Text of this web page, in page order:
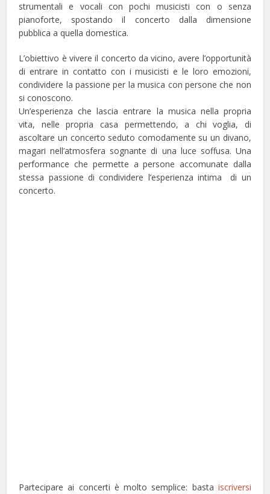
strumentali e vocali con pochi musicisti con o senza
pianoforte, spostando il concerto dalla dimensione
pubblica a quella domestica.
L’obiettivo è vivere il concerto da vicino, avere l’opportunità
di entrare in contatto con i musicisti e le loro emozioni,
condividere la passione per la musica con persone che non
si conoscono.
Un’esperienza che lascia entrare la musica nella propria
vita, nelle propria casa permettendo, a chi voglia, di
ascoltare un concerto seduto comodamente su un divano,
magari nell’atmosfera sognante di una luce soffusa. Una
performance che permette a persone accomunate dalla
stessa passione di condividere l’esperienza intima di un
concerto.
Partecipare ai concerti è molto semplice: basta iscriversi